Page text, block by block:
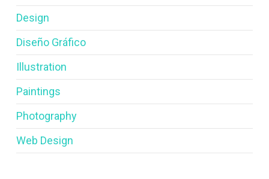
Design
Diseño Gráfico
Illustration
Paintings
Photography
Web Design